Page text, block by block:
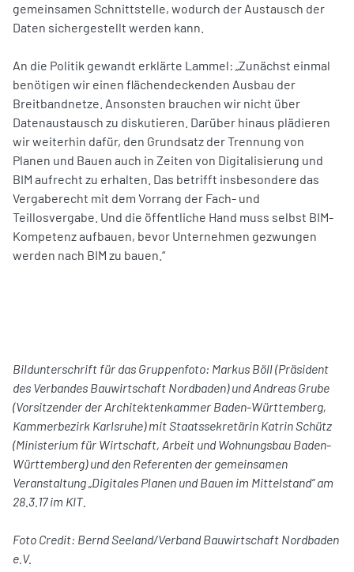
gemeinsamen Schnittstelle, wodurch der Austausch der
Daten sichergestellt werden kann.
An die Politik gewandt erklärte Lammel: „Zunächst einmal
benötigen wir einen flächendeckenden Ausbau der
Breitbandnetze. Ansonsten brauchen wir nicht über
Datenaustausch zu diskutieren. Darüber hinaus plädieren
wir weiterhin dafür, den Grundsatz der Trennung von
Planen und Bauen auch in Zeiten von Digitalisierung und
BIM aufrecht zu erhalten. Das betrifft insbesondere das
Vergaberecht mit dem Vorrang der Fach- und
Teillosvergabe. Und die öffentliche Hand muss selbst BIM-
Kompetenz aufbauen, bevor Unternehmen gezwungen
werden nach BIM zu bauen.“
Bildunterschrift für das Gruppenfoto: Markus Böll (Präsident
des Verbandes Bauwirtschaft Nordbaden) und Andreas Grube
(Vorsitzender der Architektenkammer Baden-Württemberg,
Kammerbezirk Karlsruhe) mit Staatssekretärin Katrin Schütz
(Ministerium für Wirtschaft, Arbeit und Wohnungsbau Baden-
Württemberg) und den Referenten der gemeinsamen
Veranstaltung „Digitales Planen und Bauen im Mittelstand“ am
28.3.17 im KIT.
Foto Credit: Bernd Seeland/Verband Bauwirtschaft Nordbaden
e.V.